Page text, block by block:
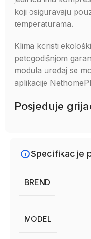
koji osiguravaju
temperaturama.
Klima koristi
petogodišnjom
modula uređaj se
aplikacije
Posjeduje
Specifikacije
BREND
MODEL